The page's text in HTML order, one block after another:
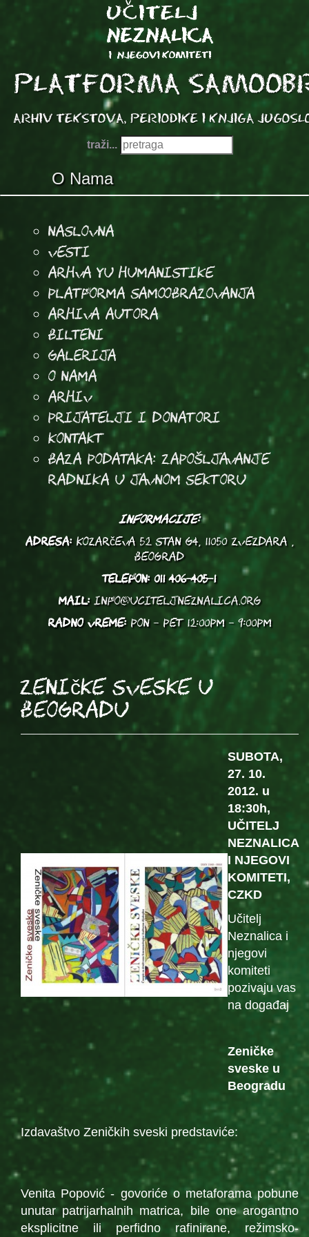
traži...
O Nama
Naslovna
Vesti
Arhva YU Humanistike
Platforma samoobrazovanja
arhiva autora
Bilteni
Galerija
O Nama
Arhiv
Prijatelji i donatori
Kontakt
Baza podataka: Zapošljavanje
radnika u javnom sektoru
INFORMACIJE:
ADRESA:Kozarčeva 52 stan G4, 11050 Zvezdara ,
Beograd
TELEFON: 011 406-405-1
MAIL: info@uciteljneznalica.org
RADNO VREME:PON - PET 12:00PM - 9:00PM
Zeničke sveske u
Beogradu
SUBOTA,
27. 10.
2012. u
18:30h,
UČITELJ
NEZNALICA
I NJEGOVI
KOMITETI,
CZKD
Učitelj
Neznalica i
njegovi
komiteti
pozivaju vas
na događaj
Zeničke
sveske u
Beogradu
Izdavaštvo Zeničkih sveski predstaviće:
Venita Popović - govoriće o metaforama pobune
unutar patrijarhalnih matrica, bile one arogantno
eksplicitne ili perfidno rafinirane, režimsko-